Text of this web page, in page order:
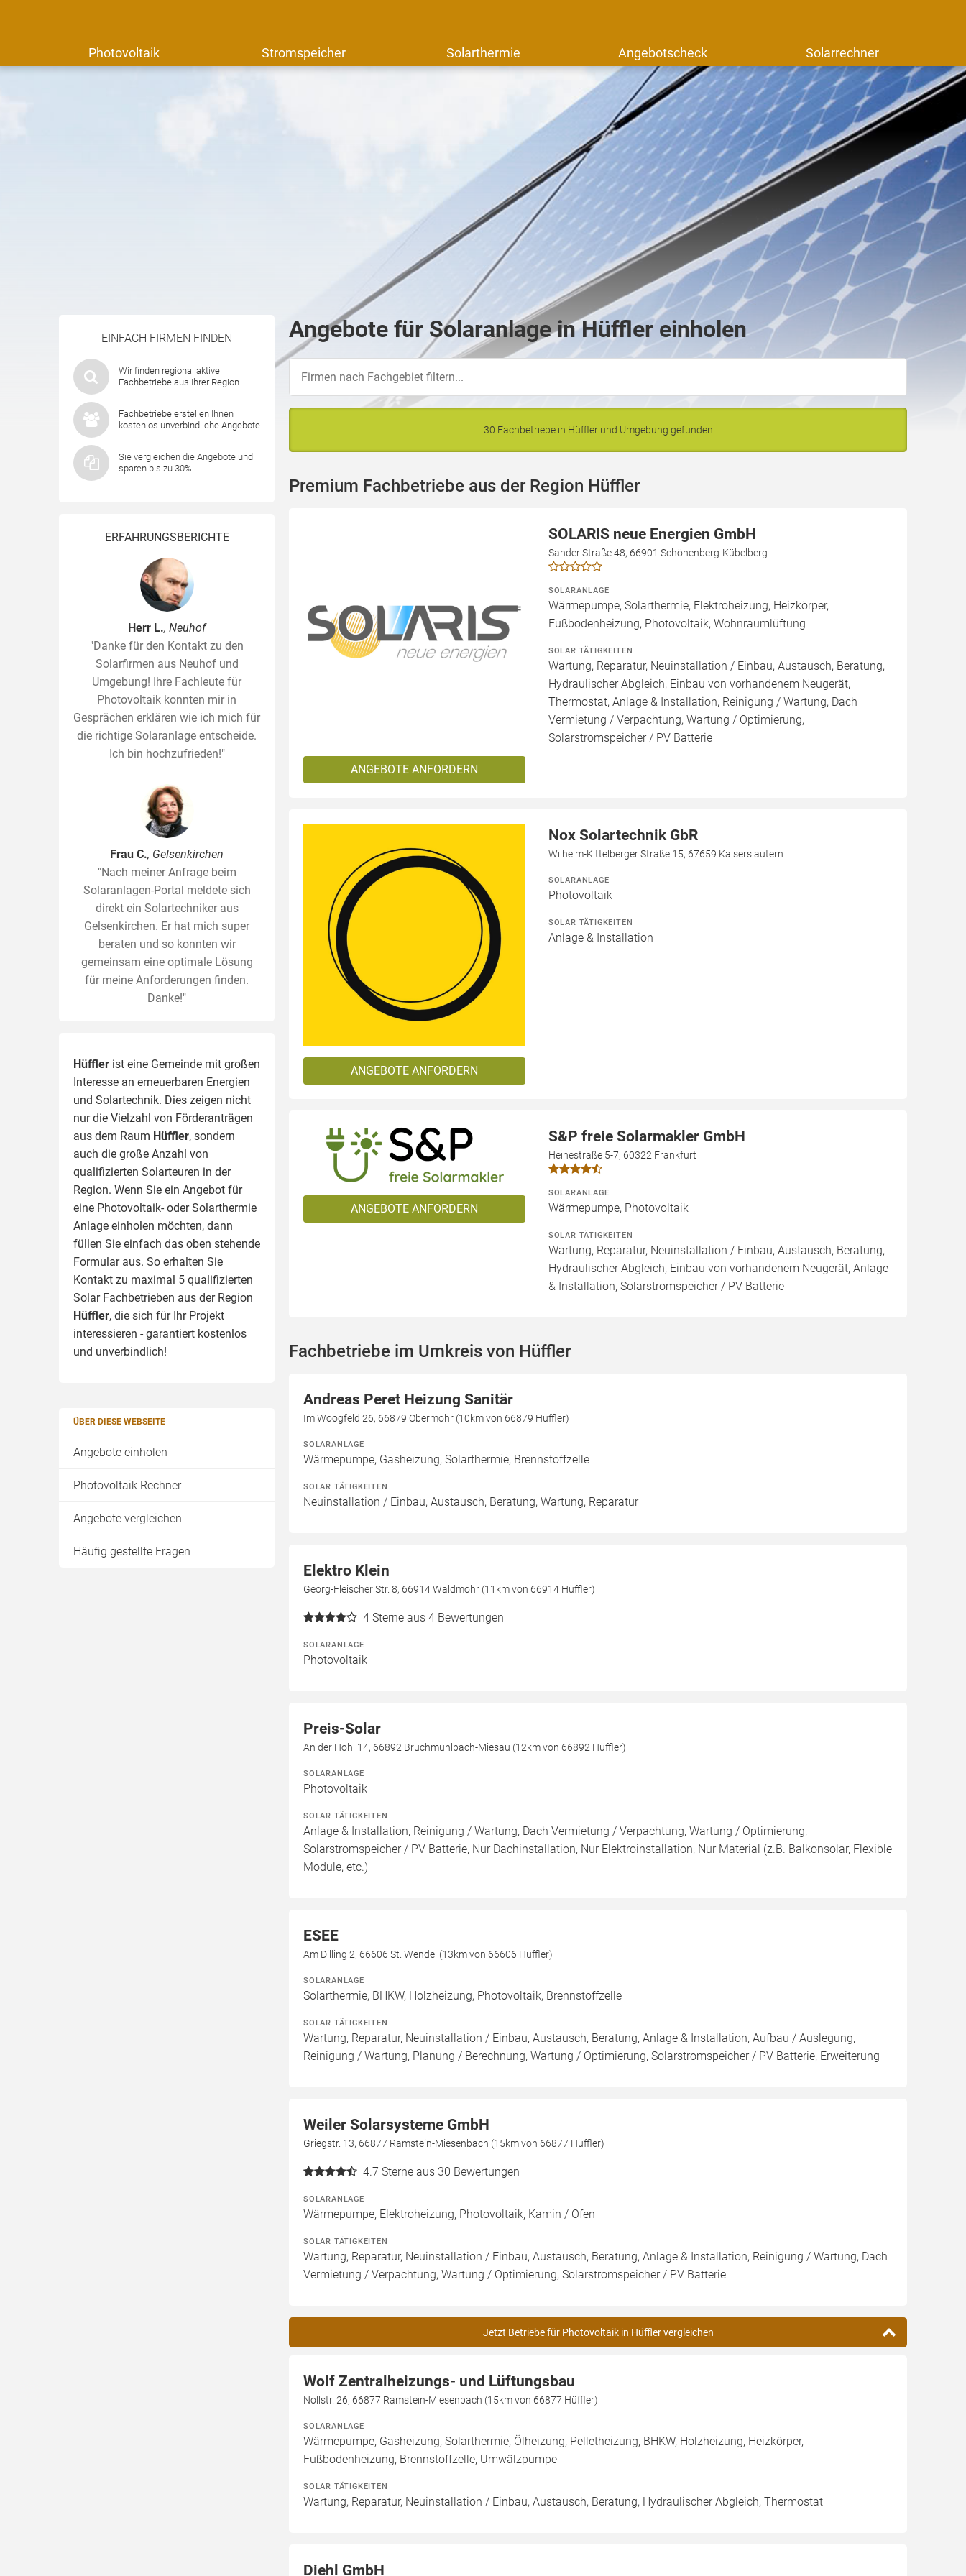
Photovoltaik Stromspeicher Solarthermie Angebotscheck Solarrechner
EINFACH FIRMEN FINDEN
Wir finden regional aktive
Fachbetriebe aus Ihrer Region
Fachbetriebe erstellen Ihnen
kostenlos unverbindliche Angebote
Sie vergleichen die Angebote und
sparen bis zu 30%
ERFAHRUNGSBERICHTE
Herr L., Neuhof
"Danke für den Kontakt zu den
Solarfirmen aus Neuhof und
Umgebung! Ihre Fachleute für
Photovoltaik konnten mir in
Gesprächen erklären wie ich mich für
die richtige Solaranlage entscheide.
Ich bin hochzufrieden!"
Frau C., Gelsenkirchen
"Nach meiner Anfrage beim
Solaranlagen-Portal meldete sich
direkt ein Solartechniker aus
Gelsenkirchen. Er hat mich super
beraten und so konnten wir
gemeinsam eine optimale Lösung
für meine Anforderungen finden.
Danke!"
Hüffler ist eine Gemeinde mit großen
Interesse an erneuerbaren Energien
und Solartechnik. Dies zeigen nicht
nur die Vielzahl von Förderanträgen
aus dem Raum Hüffler, sondern
auch die große Anzahl von
qualifizierten Solarteuren in der
Region. Wenn Sie ein Angebot für
eine Photovoltaik- oder Solarthermie
Anlage einholen möchten, dann
füllen Sie einfach das oben stehende
Formular aus. So erhalten Sie
Kontakt zu maximal 5 qualifizierten
Solar Fachbetrieben aus der Region
Hüffler, die sich für Ihr Projekt
interessieren - garantiert kostenlos
und unverbindlich!
ÜBER DIESE WEBSEITE
Angebote einholen
Photovoltaik Rechner
Angebote vergleichen
Häufig gestellte Fragen
Angebote für Solaranlage in Hüffler einholen
30 Fachbetriebe in Hüffler und Umgebung gefunden
Premium Fachbetriebe aus der Region Hüffler
ANGEBOTE ANFORDERN
SOLARIS neue Energien GmbH
Sander Straße 48, 66901 Schönenberg-Kübelberg
SOLARANLAGE
Wärmepumpe, Solarthermie, Elektroheizung, Heizkörper,
Fußbodenheizung, Photovoltaik, Wohnraumlüftung
SOLAR TÄTIGKEITEN
Wartung, Reparatur, Neuinstallation / Einbau, Austausch, Beratung,
Hydraulischer Abgleich, Einbau von vorhandenem Neugerät,
Thermostat, Anlage & Installation, Reinigung / Wartung, Dach
Vermietung / Verpachtung, Wartung / Optimierung,
Solarstromspeicher / PV Batterie
ANGEBOTE ANFORDERN
Nox Solartechnik GbR
Wilhelm-Kittelberger Straße 15, 67659 Kaiserslautern
SOLARANLAGE
Photovoltaik
SOLAR TÄTIGKEITEN
Anlage & Installation
ANGEBOTE ANFORDERN
S&P freie Solarmakler GmbH
Heinestraße 5-7, 60322 Frankfurt
SOLARANLAGE
Wärmepumpe, Photovoltaik
SOLAR TÄTIGKEITEN
Wartung, Reparatur, Neuinstallation / Einbau, Austausch, Beratung,
Hydraulischer Abgleich, Einbau von vorhandenem Neugerät, Anlage
& Installation, Solarstromspeicher / PV Batterie
Fachbetriebe im Umkreis von Hüffler
Andreas Peret Heizung Sanitär
Im Woogfeld 26, 66879 Obermohr (10km von 66879 Hüffler)
SOLARANLAGE
Wärmepumpe, Gasheizung, Solarthermie, Brennstoffzelle
SOLAR TÄTIGKEITEN
Neuinstallation / Einbau, Austausch, Beratung, Wartung, Reparatur
Elektro Klein
Georg-Fleischer Str. 8, 66914 Waldmohr (11km von 66914 Hüffler)
4 Sterne aus 4 Bewertungen
SOLARANLAGE
Photovoltaik
Preis-Solar
An der Hohl 14, 66892 Bruchmühlbach-Miesau (12km von 66892 Hüffler)
SOLARANLAGE
Photovoltaik
SOLAR TÄTIGKEITEN
Anlage & Installation, Reinigung / Wartung, Dach Vermietung / Verpachtung, Wartung / Optimierung,
Solarstromspeicher / PV Batterie, Nur Dachinstallation, Nur Elektroinstallation, Nur Material (z.B. Balkonsolar, Flexible
Module, etc.)
ESEE
Am Dilling 2, 66606 St. Wendel (13km von 66606 Hüffler)
SOLARANLAGE
Solarthermie, BHKW, Holzheizung, Photovoltaik, Brennstoffzelle
SOLAR TÄTIGKEITEN
Wartung, Reparatur, Neuinstallation / Einbau, Austausch, Beratung, Anlage & Installation, Aufbau / Auslegung,
Reinigung / Wartung, Planung / Berechnung, Wartung / Optimierung, Solarstromspeicher / PV Batterie, Erweiterung
Weiler Solarsysteme GmbH
Griegstr. 13, 66877 Ramstein-Miesenbach (15km von 66877 Hüffler)
4.7 Sterne aus 30 Bewertungen
SOLARANLAGE
Wärmepumpe, Elektroheizung, Photovoltaik, Kamin / Ofen
SOLAR TÄTIGKEITEN
Wartung, Reparatur, Neuinstallation / Einbau, Austausch, Beratung, Anlage & Installation, Reinigung / Wartung, Dach
Vermietung / Verpachtung, Wartung / Optimierung, Solarstromspeicher / PV Batterie
Jetzt Betriebe für Photovoltaik in Hüffler vergleichen
Wolf Zentralheizungs- und Lüftungsbau
Nollstr. 26, 66877 Ramstein-Miesenbach (15km von 66877 Hüffler)
SOLARANLAGE
Wärmepumpe, Gasheizung, Solarthermie, Ölheizung, Pelletheizung, BHKW, Holzheizung, Heizkörper,
Fußbodenheizung, Brennstoffzelle, Umwälzpumpe
SOLAR TÄTIGKEITEN
Wartung, Reparatur, Neuinstallation / Einbau, Austausch, Beratung, Hydraulischer Abgleich, Thermostat
Diehl GmbH